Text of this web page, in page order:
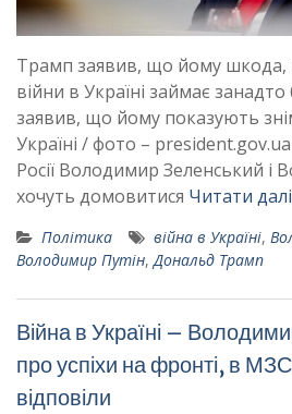
Трамп заявив, що йому
війни в Україні займає
заявив, що йому показують
Україні / фото –
Росії Володимир Зеленський і
хочуть домовитися Читати
Політика війна в Україні,
Володимир Путін,Дональд Трамп
Війна в Україні –
про успіхи на фронті, в
відповіли